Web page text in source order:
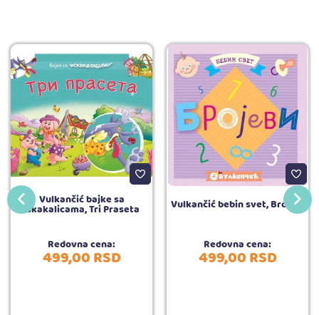
Vulkančić bajke sa
iskakalicama, Tri Praseta
Redovna cena:
499,00RSD
Vulkančić bebin svet, Brojevi
Redovna cena:
499,00RSD